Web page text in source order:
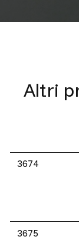
Altri
3674
3675